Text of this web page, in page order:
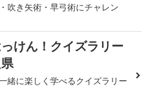
吹き矢術・早弓術にチャレン
けん！クイズラリー
緒に楽しく学べるクイズラリー